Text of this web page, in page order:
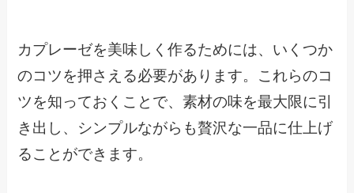
カプレーゼを美味しく作るためには、いくつか
のコツを押さえる必要があります。これらのコ
ツを知っておくことで、素材の味を最大限に引
き出し、シンプルながらも贅沢な一品に仕上げ
ることができます。